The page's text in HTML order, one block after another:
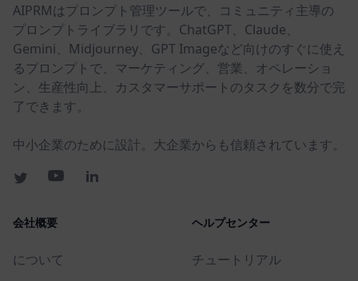
AIPRMはプロンプト管理ツールで、コミュニティ主導の
プロンプトライブラリです。ChatGPT、Claude、
Gemini、Midjourney、GPT Imageなど向けのすぐに使え
るプロンプトで、マーケティング、営業、オペレーショ
ン、生産性向上、カスタマーサポートのタスクを数分で完
了できます。
中小企業のために設計。大企業からも信頼されています。
会社概要
について
ヘルプセンター
チュートリアル